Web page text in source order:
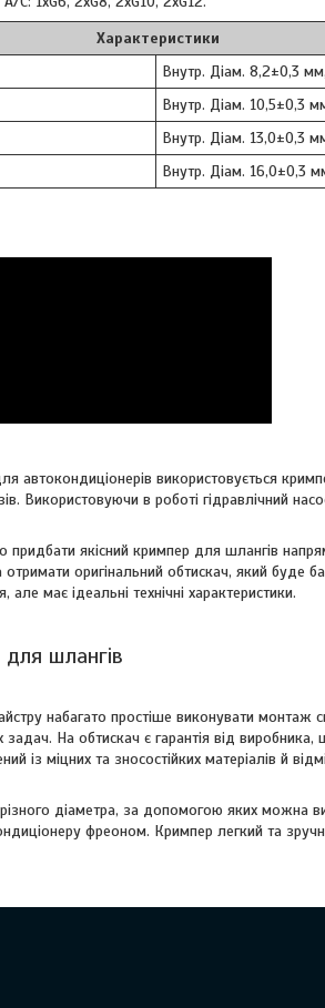
Характеристики
Внутр. Діам. 8,2±0,3
Внутр. Діам. 10,5±0,3
Внутр. Діам. 13,0±0,3
Внутр. Діам. 16,0±0,3
автокондиціонерів використовується
Використовуючи в роботі гідравлічний
придбати якісний кримпер для шлангів
оригінальний обтискач, який буде
має ідеальні технічні характеристики.
для шлангів
набагато простіше виконувати монтаж
На обтискач є гарантія від виробника,
із міцних та зносостійких матеріалів й
діаметра, за допомогою яких можна
фреоном. Кримпер легкий та